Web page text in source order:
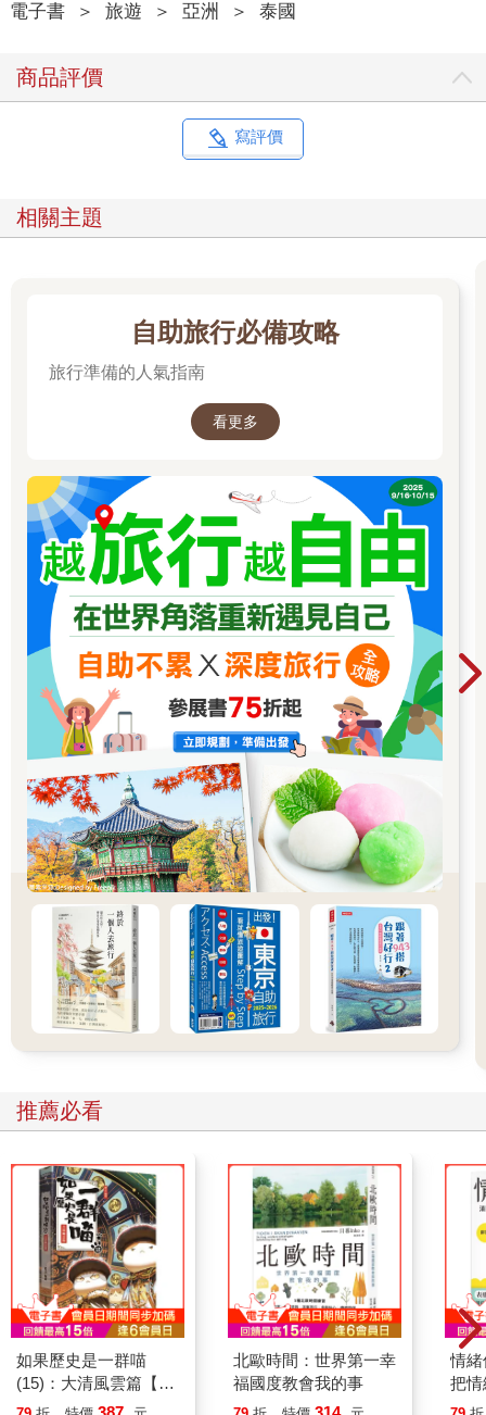
電子書 ＞ 旅遊 ＞ 亞洲 ＞ 泰國
商品評價
寫評價
相關主題
自助旅行必備攻略
旅行準備的人氣指南
看更多
推薦必看
如果歷史是一群喵
(15)：大清風雲篇【萌
貓漫畫學歷史】
北歐時間：世界第一幸
福國度教會我的事
情
把
誰